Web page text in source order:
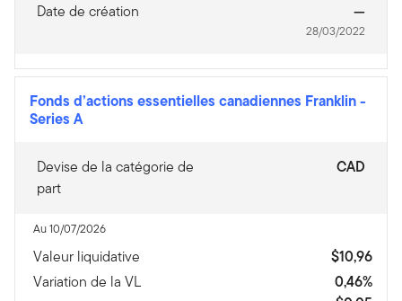
Date de création
—
28/03/2022
Fonds d’actions essentielles canadiennes Franklin-
Series A
Devise de la catégorie de
part
CAD
Au 10/07/2026
Valeur liquidative
$10,96
Variation de la VL
0,46%